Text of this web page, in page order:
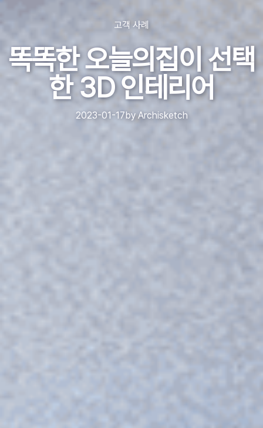
고객 사례
똑똑한 오늘의집이 선택
한 3D 인테리어
2023-01-17byArchisketch